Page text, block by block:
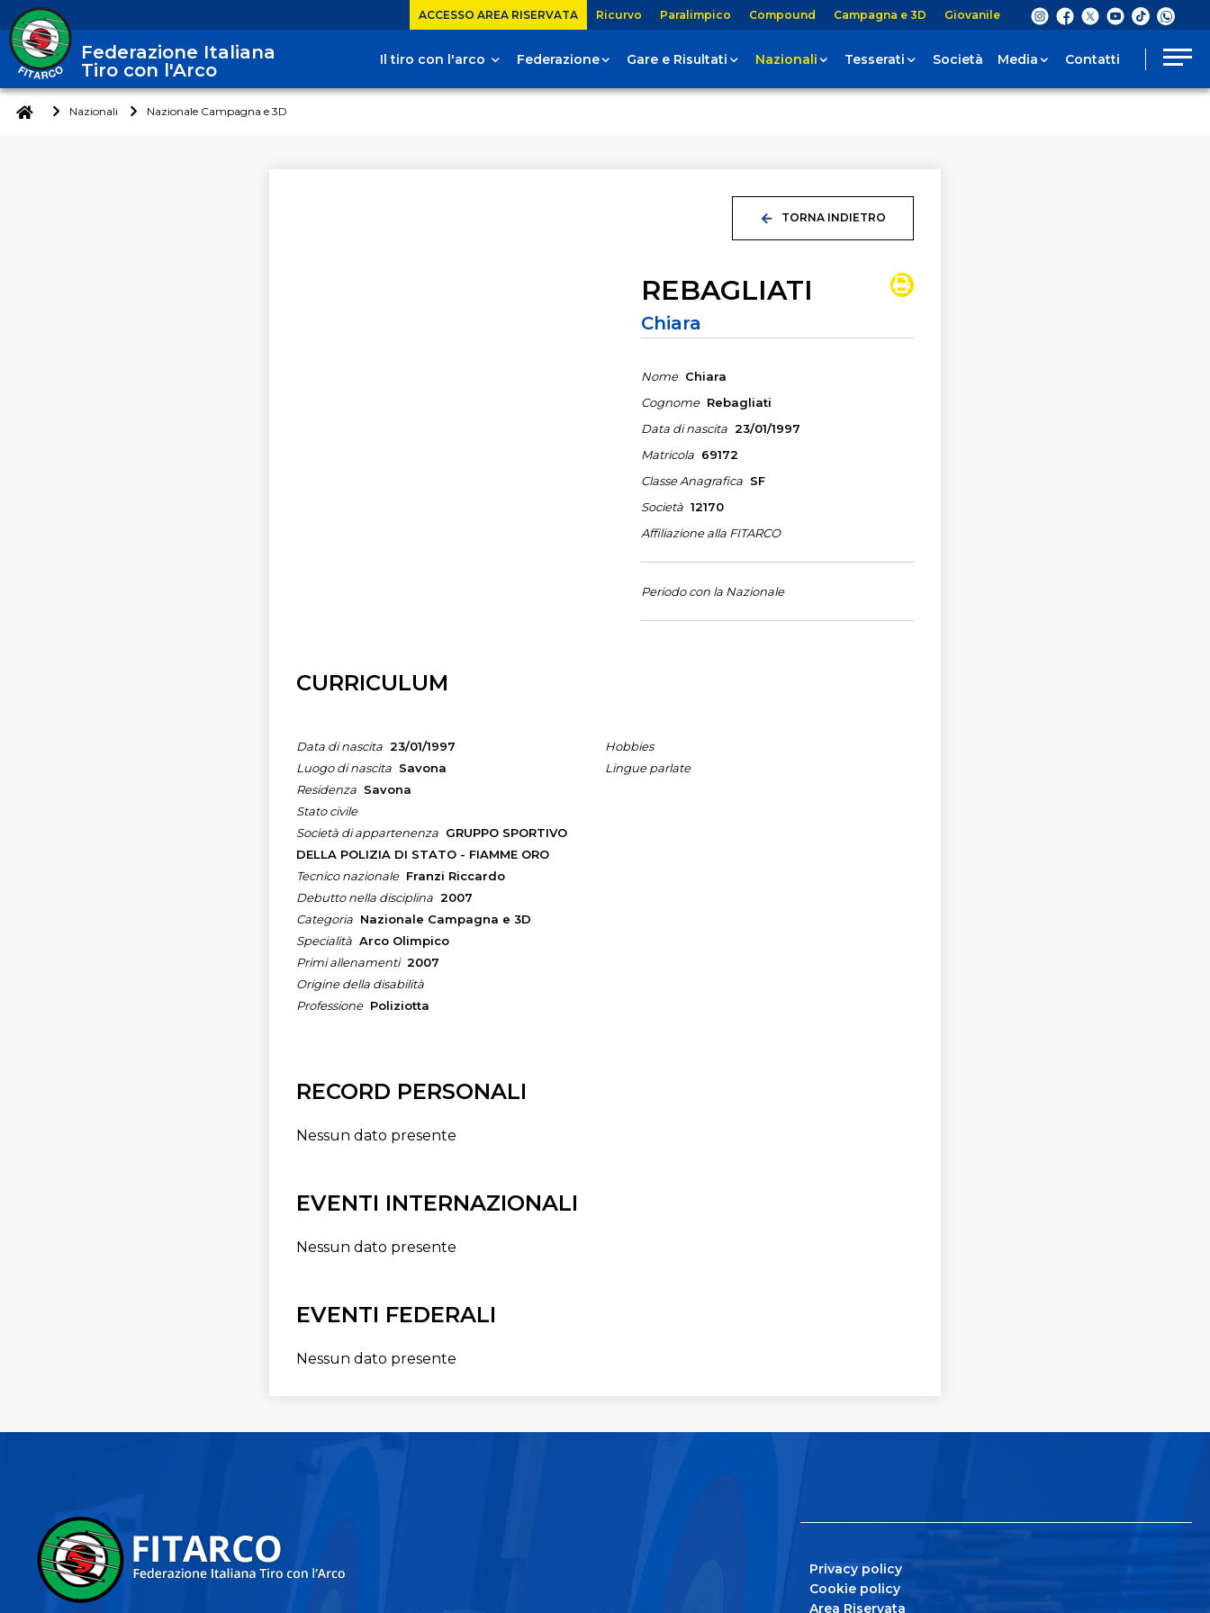
ACCESSO AREA RISERVATA Ricurvo Paralimpico Compound Campagna e 3D Giovanile
Federazione Italiana
Tiro con l'Arco
Il tiro con l'arco Federazione Gare e Risultati Nazionali Tesserati Società Media Contatti
Nazionali Nazionale Campagna e 3D
TORNA INDIETRO
REBAGLIATI
Chiara
Nome Chiara
Cognome Rebagliati
Data di nascita 23/01/1997
Matricola 69172
Classe Anagrafica SF
Società 12170
Affiliazione alla FITARCO
Periodo con la Nazionale
CURRICULUM
Data di nascita 23/01/1997
Luogo di nascita Savona
Residenza Savona
Stato civile
Società di appartenenza GRUPPO SPORTIVO
DELLA POLIZIA DI STATO - FIAMME ORO
Tecnico nazionale Franzi Riccardo
Debutto nella disciplina 2007
Categoria Nazionale Campagna e 3D
Specialità Arco Olimpico
Primi allenamenti 2007
Origine della disabilità
Professione Poliziotta
Hobbies
Lingue parlate
RECORD PERSONALI
Nessun dato presente
EVENTI INTERNAZIONALI
Nessun dato presente
EVENTI FEDERALI
Nessun dato presente
Privacy policy
Cookie policy
Area Riservata